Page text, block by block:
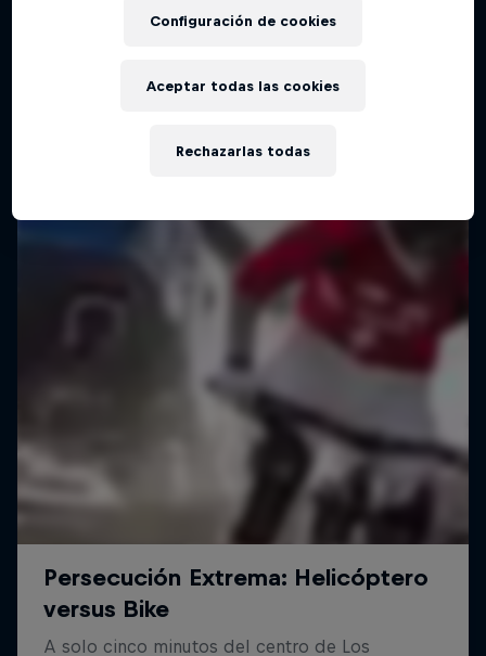
Configuración de cookies
Rechazarlas todas
Aceptar todas las cookies